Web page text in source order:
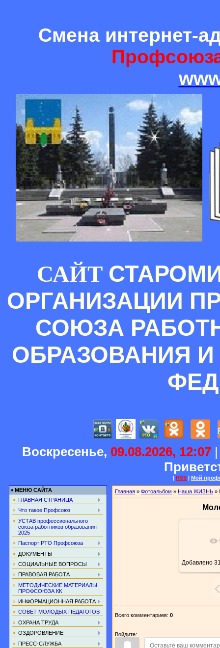
Смена интернет-
САЙТ
ОРГАНИЗАЦИИ
СОЮЗА
ОБРАЗОВАНИЯ
Воскресенье, 09.08.2026, 12:07
| RSS | Мой
» МЕНЮ САЙТА
ГЛАВНАЯ СТРАНИЦА
Что такое Профсоюз
УСТАВ профессионального
союза работников образования
2025
Паспорт РТО Профсоюза
ДОКУМЕНТЫ
СОЦИАЛЬНЫЕ ВОПРОСЫ
ПРАВОВАЯ РАБОТА
МЕТОДИЧЕСКИЕ МАТЕРИАЛЫ
ПРОФСОЮЗА КК
ИНФОРМАЦИОННАЯ РАБОТА
СОВЕТ МОЛОДЫХ ПЕДАГОГОВ
ОХРАНА ТРУДА
ОЗДОРОВЛЕНИЕ
ПРЕСС-СЛУЖБА
Главная » Фотоальбом » Наша ЖИЗНЬ »
В
Добавлено
Всего комментариев: 0
Войдите: